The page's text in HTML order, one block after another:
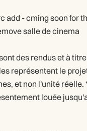
add - cming soon for
salle de cinema
des rendus et à
représentent le
et non l'unité réelle.
louée